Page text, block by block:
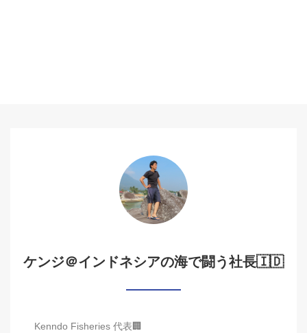
ケンジ＠インドネシアの海で闘う社長🇮🇩
Kenndo Fisheries 代表🏢